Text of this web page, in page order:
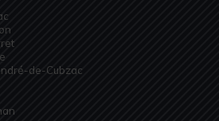
de-Cubzac